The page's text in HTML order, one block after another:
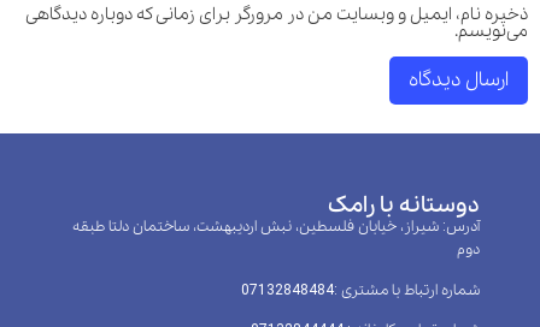
ذخیره نام، ایمیل و وبسایت من در مرورگر برای زمانی که دوباره دیدگاهی
می‌نویسم.
دوستانه با رامک
آدرس: شیراز، خیابان فلسطین، نبش اردیبهشت، ساختمان دلتا طبقه
دوم
شماره ارتباط با مشتری :‌07132848484